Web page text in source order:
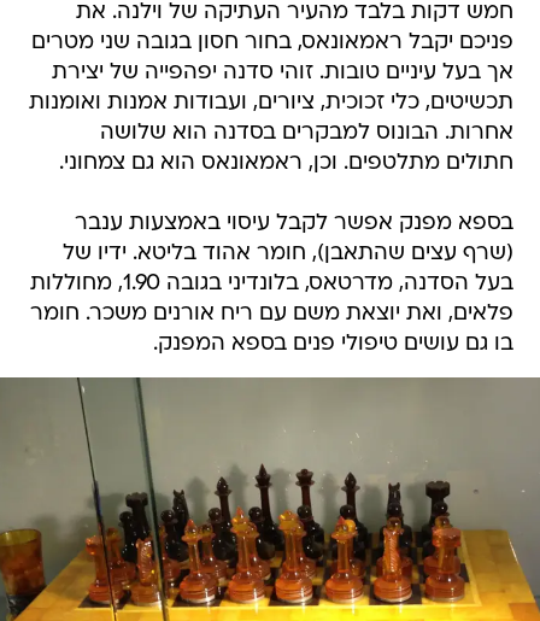
חמש דקות בלבד מהעיר העתיקה של וילנה. את
פניכם יקבל ראמאונאס, בחור חסון בגובה שני מטרים
אך בעל עיניים טובות. זוהי סדנה יפהפייה של יצירת
תכשיטים, כלי זכוכית, ציורים, ועבודות אמנות ואומנות
אחרות. הבונוס למבקרים בסדנה הוא שלושה
חתולים מתלטפים. וכן, ראמאונאס הוא גם צמחוני.
בספא מפנק אפשר לקבל עיסוי באמצעות ענבר
(שרף עצים שהתאבן), חומר אהוד בליטא. ידיו של
בעל הסדנה, מדרטאס, בלונדיני בגובה 1.90, מחוללות
פלאים, ואת יוצאת משם עם ריח אורנים משכר. חומר
בו גם עושים טיפולי פנים בספא המפנק.